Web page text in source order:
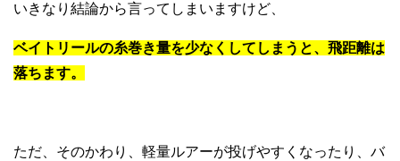
いきなり結論から言ってしまいますけど、
ベイトリールの糸巻き量を少なくしてしまうと、飛距離は
落ちます。
ただ、そのかわり、軽量ルアーが投げやすくなったり、バ